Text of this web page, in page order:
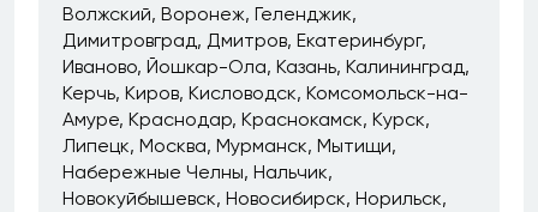
Волжский Воронеж Геленджик
Димитровград Дмитров Екатеринбург
Иваново Йошкар-Ола Казань Калининград
Керчь Киров Кисловодск Комсомольск-на-
Амуре Краснодар Краснокамск Курск
Липецк Москва Мурманск Мытищи
Набережные Челны Нальчик
Новокуйбышевск Новосибирск Норильск